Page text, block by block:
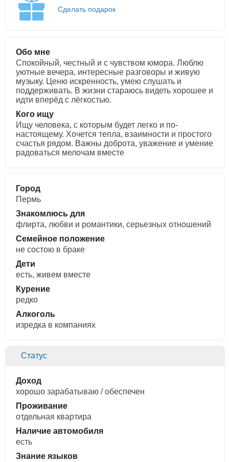
Сделать подарок
Обо мне
Спокойный, честный и с чувством юмора. Люблю
уютные вечера, интересные разговоры и живую
музыку. Ценю искренность, умею слушать и
поддерживать. В жизни стараюсь видеть хорошее и
идти вперёд с лёгкостью.
Кого ищу
Ищу человека, с которым будет легко и по-
настоящему. Хочется тепла, взаимности и простого
счастья рядом. Важны доброта, уважение и умение
радоваться мелочам вместе
Город
Пермь
Знакомлюсь для
флирта, любви и романтики, cерьезных отношений
Семейное положение
не состою в браке
Дети
есть, живем вместе
Курение
редко
Алкоголь
изредка в компаниях
Статус
Доход
хорошо зарабатываю / обеспечен
Проживание
отдельная квартира
Наличие автомобиля
есть
Знание языков